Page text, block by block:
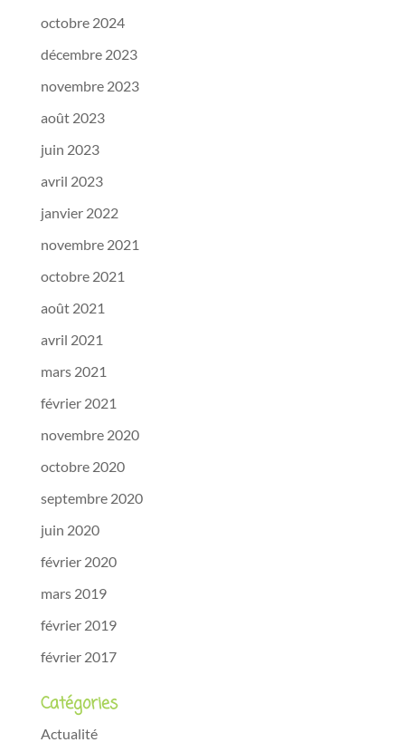
octobre 2024
décembre 2023
novembre 2023
août 2023
juin 2023
avril 2023
janvier 2022
novembre 2021
octobre 2021
août 2021
avril 2021
mars 2021
février 2021
novembre 2020
octobre 2020
septembre 2020
juin 2020
février 2020
mars 2019
février 2019
février 2017
Catégories
Actualité